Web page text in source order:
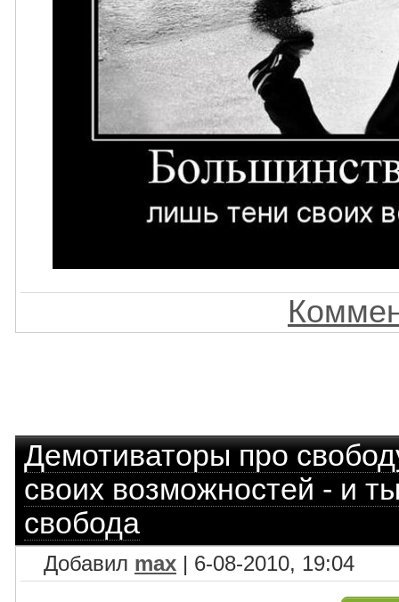
Демотиваторы про
своих возможностей - и
свобода
Добавил max | 6-08-2010, 19:04